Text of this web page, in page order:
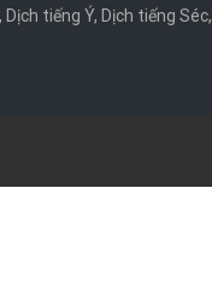
, Dịch tiếng Ý, Dịch tiếng Séc,